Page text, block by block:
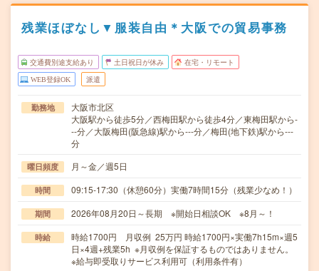
残業ほぼなし▼服装自由＊大阪での貿易事務
交通費別途支給あり 土日祝日が休み 在宅・リモート
WEB登録OK 派遣
勤務地
大阪市北区
大阪駅から徒歩5分／西梅田駅から徒歩4分／東梅田駅から-
--分／大阪梅田(阪急線)駅から---分／梅田(地下鉄)駅から---
分
曜日頻度 月～金／週5日
時間 09:15-17:30（休憩60分）実働7時間15分（残業少なめ！）
期間 2026年08月20日～長期 ※開始日相談OK ※8月～！
時給
時給1700円 月収例 25万円 時給1700円×実働7h15m×週5
日×4週+残業5h ※月収例を保証するものではありません。
※給与即受取りサービス利用可（利用条件有）